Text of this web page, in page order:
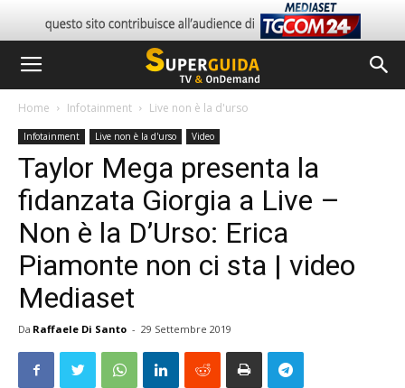
Home Infotainment Live non è la d'urso
Infotainment Live non è la d'urso Video
Taylor Mega presenta la
fidanzata Giorgia a Live –
Non è la D’Urso: Erica
Piamonte non ci sta | video
Mediaset
Da Raffaele Di Santo - 29 Settembre 2019